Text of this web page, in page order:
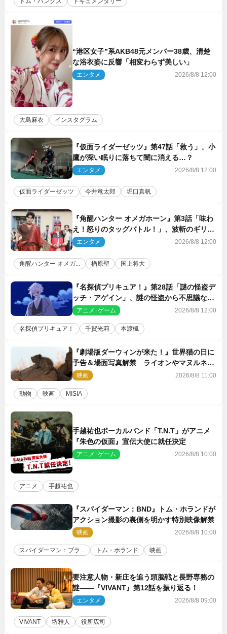
“港区女子”系AKB48元メンバー38歳、清楚
な浴衣姿に反響「相変わらず美しい」
エンタメ 2026/8/8 12:00
大島麻衣 インスタグラム
『仮面ライダーゼッツ』第47話「救う」、小
鷹が深い眠りに落ちて闇に消える…？
エンタメ 2026/8/8 12:00
仮面ライダーゼッツ 今井竜太郎 堀口真帆
『角醒ハンター オメガホーン』第3話「味わ
え！怒りのタッグバトル！」、波斬のギリコ
がハンターバトルを挑んできた！
エンタメ 2026/8/8 12:00
角醒ハンター オメガ... 楢原聖 国上将大
『名探偵プリキュア！』第28話「謎の怪盗デ
ッチ・アゲイン」、謎の怪盗から不思議な予
告状が届く
アニメ･ゲーム 2026/8/8 12:00
名探偵プリキュア！ 千賀光莉 本渡楓
『劇場版ダーウィンが来た！』世界猫の日に
予告＆場面写真解禁 ライオンやマヌルネコ
の赤ちゃんが大集合
映画 2026/8/8 11:00
動物 映画 MISIA
手越祐也ボーカルバンド「T.N.T」がアニメ
『朱色の仮面』宣伝大使に就任決定
アニメ･ゲーム 2026/8/8 10:00
アニメ 手越祐也
『スパイダーマン：BND』トム・ホランドが
アクション撮影の裏側を明かす特別映像解禁
映画 2026/8/8 10:00
スパイダーマン：ブラ... トム・ホランド 映画
要注意人物・新庄を追う頭脳戦と長野専務の
謎――『VIVANT』第12話を振り返る！
エンタメ 2026/8/8 09:00
VIVANT 堺雅人 役所広司